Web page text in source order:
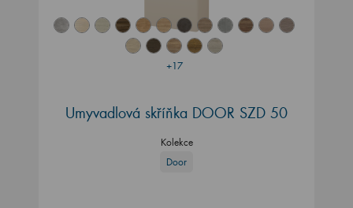
+17
Umyvadlová skříňka DOOR SZD 50
Kolekce
Door